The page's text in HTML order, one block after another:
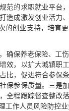
范的求职就业平台
造成激发创业活力
创业支持，培育
确保养老保险、工
效，以扩大城镇职
比，促进符合参保
保参保质量。三是
全程跟踪督查整改
作人员风险防控业